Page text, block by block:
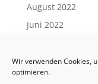
Wir verwenden Cookies,
optimieren.
August 2022
Juni 2022
April 2022
März 2022